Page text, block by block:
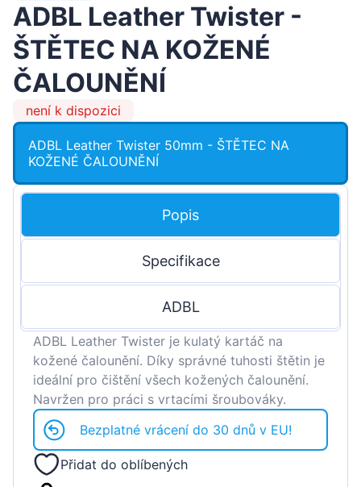
ADBL Leather Twister -
ŠTĚTEC NA KOŽENÉ
ČALOUNĚNÍ
není k dispozici
ADBL Leather Twister 50mm - ŠTĚTEC NA
KOŽENÉ ČALOUNĚNÍ
Popis
Specifikace
ADBL
ADBL Leather Twister je kulatý kartáč na
kožené čalounění. Díky správné tuhosti štětin je
ideální pro čištění všech kožených čalounění.
Navržen pro práci s vrtacími šroubováky.
Bezplatné vrácení do 30 dnů v EU!
Přidat do oblíbených